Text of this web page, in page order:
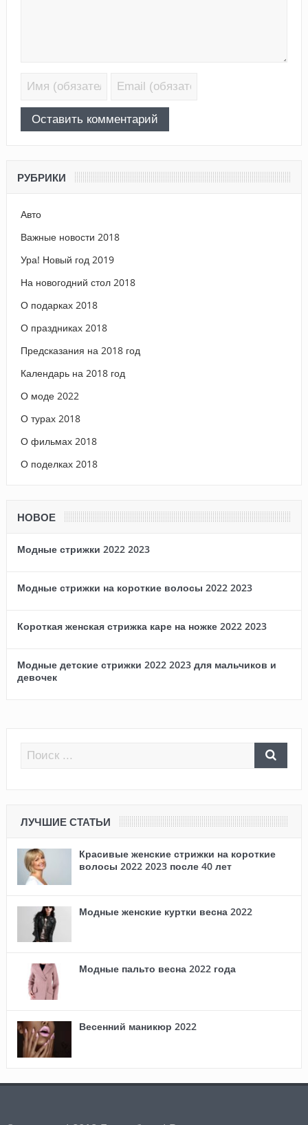
РУБРИКИ
Авто
Важные новости 2018
Ура! Новый год 2019
На новогодний стол 2018
О подарках 2018
О праздниках 2018
Предсказания на 2018 год
Календарь на 2018 год
О моде 2022
О турах 2018
О фильмах 2018
О поделках 2018
НОВОЕ
Модные стрижки 2022 2023
Модные стрижки на короткие волосы 2022 2023
Короткая женская стрижка каре на ножке 2022 2023
Модные детские стрижки 2022 2023 для мальчиков и
девочек
ЛУЧШИЕ СТАТЬИ
Красивые женские стрижки на короткие
волосы 2022 2023 после 40 лет
Модные женские куртки весна 2022
Модные пальто весна 2022 года
Весенний маникюр 2022